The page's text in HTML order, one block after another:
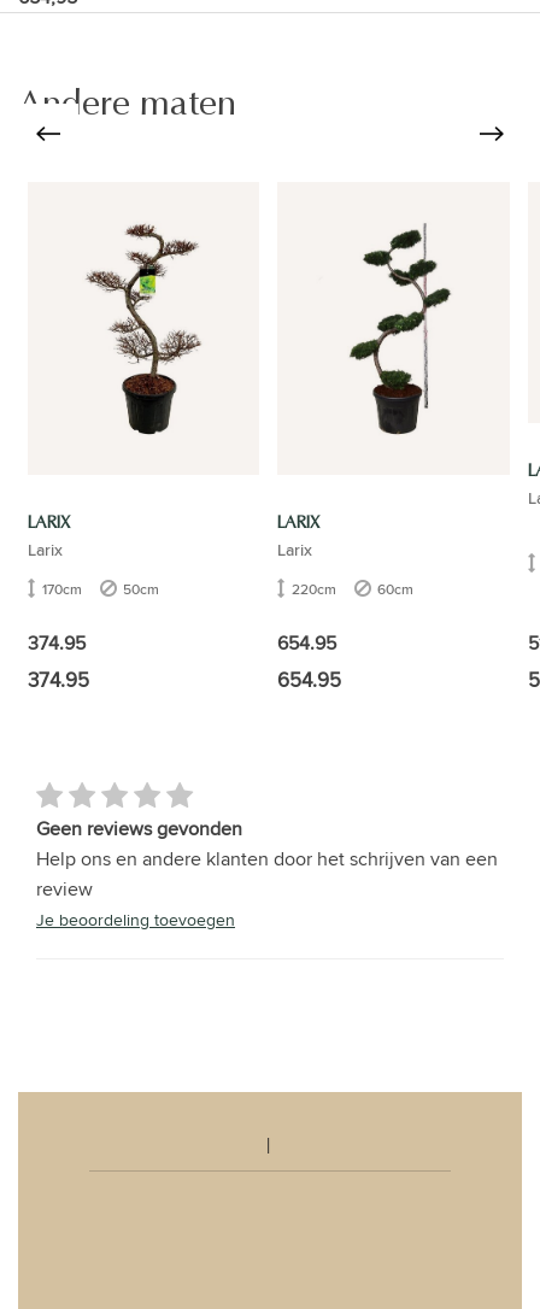
Andere maten
LARIX
Larix
170cm 50cm
374.95
374.95
LARIX
Larix
220cm 60cm
654.95
654.95
Geen reviews gevonden
Help ons en andere klanten door het schrijven van een
review
Je beoordeling toevoegen